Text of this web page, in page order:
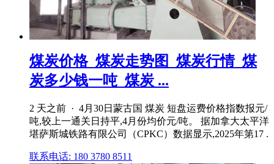
煤炭价格_煤炭走势图_煤炭行情_煤
炭多少钱一吨_煤炭 ...
2 天之前 · 4月30日蒙古国 煤炭 短盘运费价格指数报元/
吨,较上一通关日持平,4月份均价元/吨。 据加拿大太平洋
堪萨斯城铁路有限公司（CPKC）数据显示,2025年第17 .
联系电话: 180 3780 8511